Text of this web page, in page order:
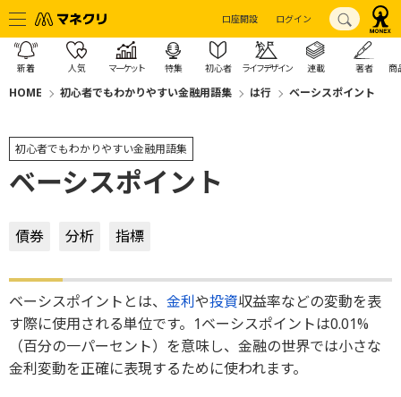
口座開設 ログイン
新着 人気 マーケット 特集 初心者 ライフデザイン 連載 著者 商
HOME 初心者でもわかりやすい金融用語集 は行 ベーシスポイント
初心者でもわかりやすい金融用語集
ベーシスポイント
債券 分析 指標
ベーシスポイントとは、 金利や投資収益率などの変動を表
す際に使用される単位です。1ベーシスポイントは0.01%
（百分の一パーセント）を意味し、金融の世界では小さな
金利変動を正確に表現するために使われます。